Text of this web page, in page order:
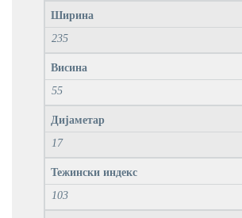
Ширина
235
Висина
55
Дијаметар
17
Тежински индекс
103